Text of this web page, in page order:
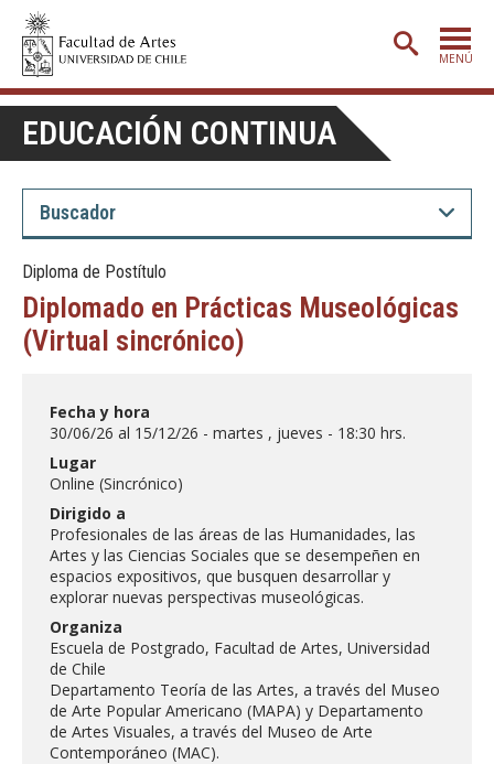
MENÚ
PORTADA
ADMISIÓN
CARRERAS
EXTENSIÓN
Estudiantes
Académicas/os
Funcionarias/os
Egresadas/os
EDUCACIÓN CONTINUA
Diploma de Postítulo
Diplomado en Prácticas Museológicas
(Virtual sincrónico)
Fecha y hora
30/06/26 al 15/12/26 - martes , jueves - 18:30 hrs.
Lugar
Online (Sincrónico)
Dirigido a
Profesionales de las áreas de las Humanidades, las
Artes y las Ciencias Sociales que se desempeñen en
espacios expositivos, que busquen desarrollar y
explorar nuevas perspectivas museológicas.
Organiza
Escuela de Postgrado, Facultad de Artes, Universidad
de Chile
Departamento Teoría de las Artes, a través del Museo
de Arte Popular Americano (MAPA) y Departamento
de Artes Visuales, a través del Museo de Arte
Contemporáneo (MAC).